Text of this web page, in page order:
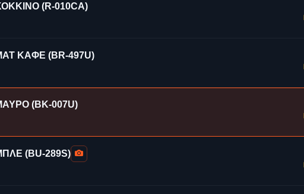
(R-010CA)
ΚΑΦΕ (BR-497U)
(BK-007U)
(BU-289S)